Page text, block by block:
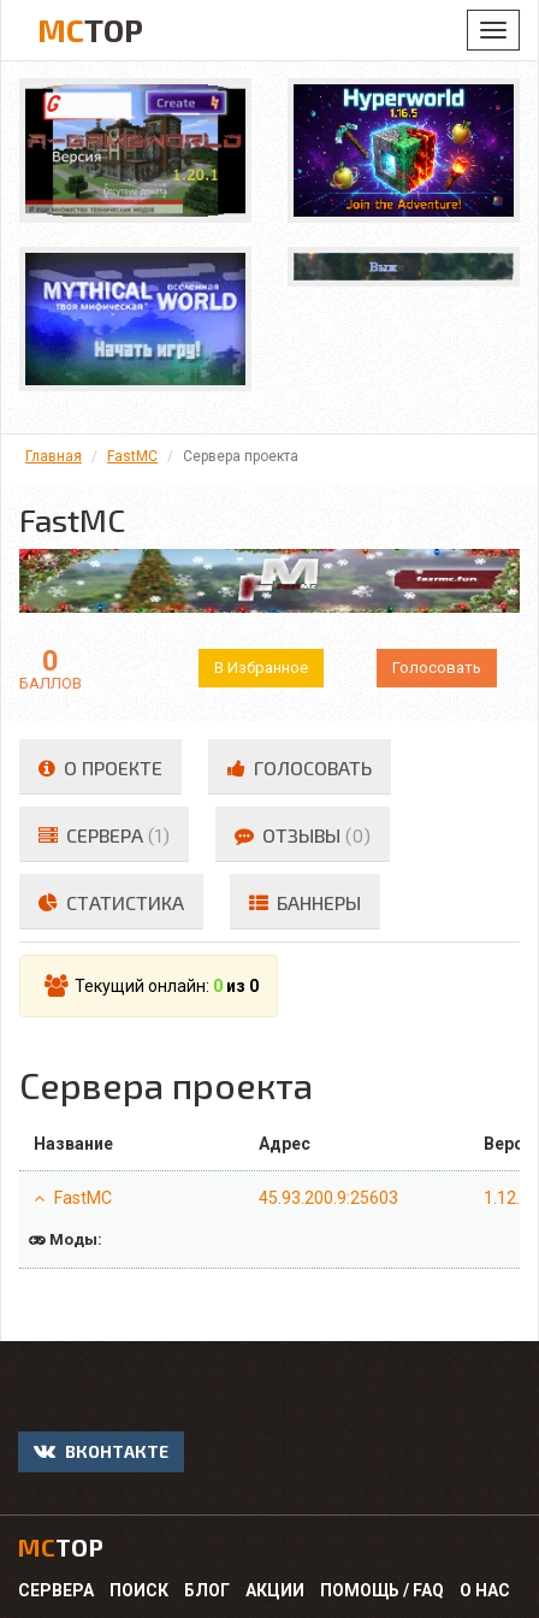
MCTOP
Главная FastMC Сервера проекта
FastMC
0
БАЛЛОВ
В Избранное Голосовать
О ПРОЕКТЕ ГОЛОСОВАТЬ
СЕРВЕРА (1) ОТЗЫВЫ (0)
СТАТИСТИКА БАННЕРЫ
Текущий онлайн: 0 из 0
Сервера проекта
Название Адрес
FastMC 45.93.200.9:25603 1.12.2
Моды:
ВКОНТАКТЕ
MCTOP
СЕРВЕРА ПОИСК БЛОГ АКЦИИ ПОМОЩЬ / FAQ О НАС